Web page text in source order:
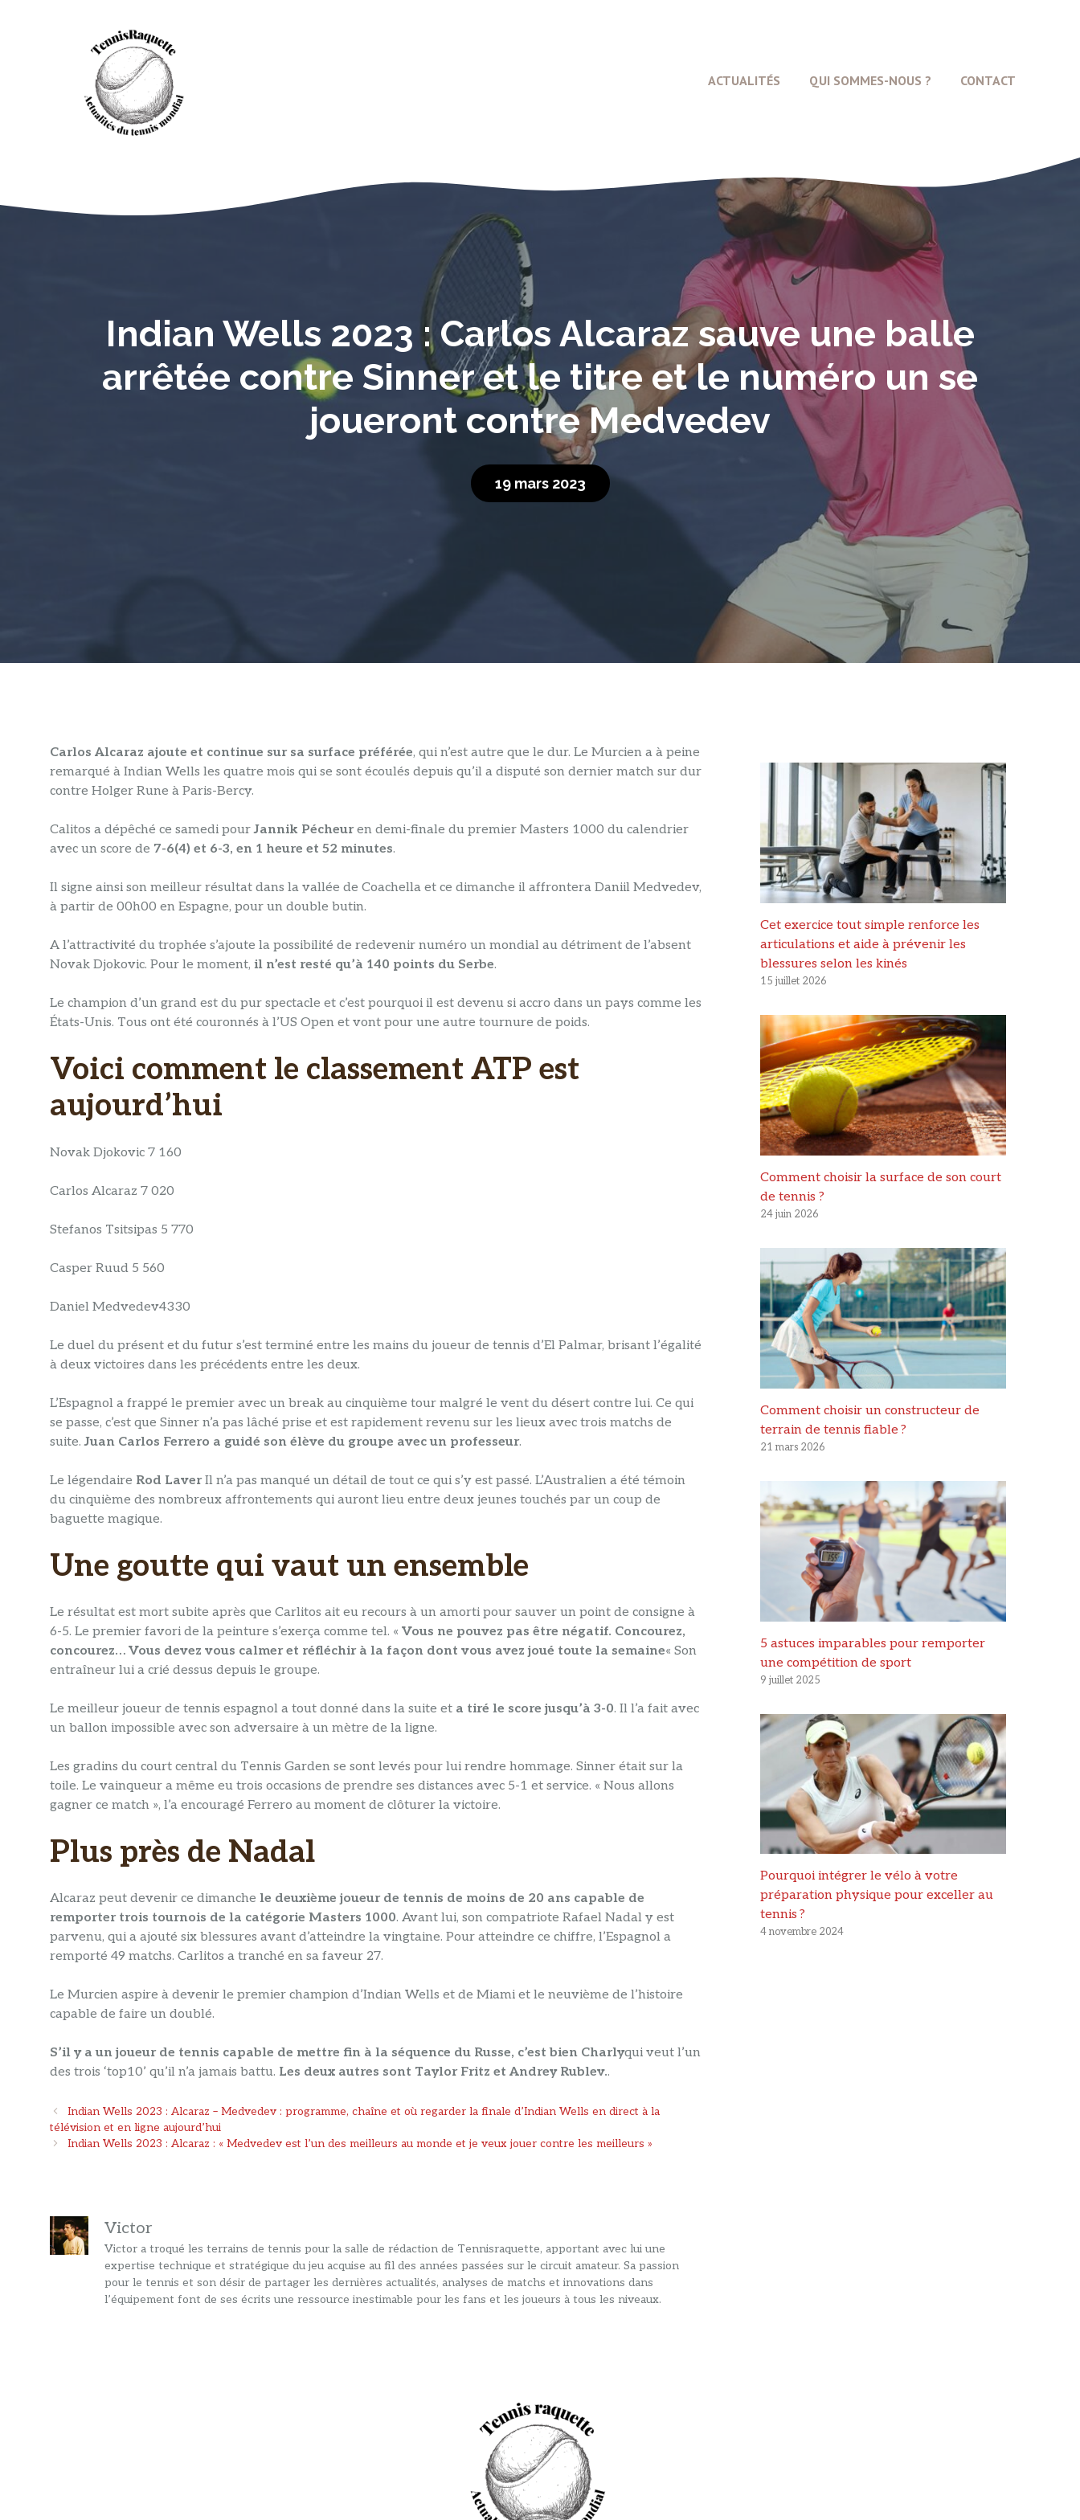
ACTUALITÉS QUI SOMMES-NOUS ? CONTACT
Indian Wells 2023 : Carlos Alcaraz sauve une balle
arrêtée contre Sinner et le titre et le numéro un se
joueront contre Medvedev
19 mars 2023
Carlos Alcaraz ajoute et continue sur sa surface préférée, qui n’est autre que le dur. Le Murcien a à peine
remarqué à Indian Wells les quatre mois qui se sont écoulés depuis qu’il a disputé son dernier match sur dur
contre Holger Rune à Paris-Bercy.
Calitos a dépêché ce samedi pourJannik Pécheuren demi-finale du premier Masters 1000 du calendrier
avec un score de 7-6(4) et 6-3, en 1 heure et 52 minutes.
Il signe ainsi son meilleur résultat dans la vallée de Coachella et ce dimanche il affrontera Daniil Medvedev,
à partir de 00h00 en Espagne, pour un double butin.
A l’attractivité du trophée s’ajoute la possibilité de redevenir numéro un mondial au détriment de l’absent
Novak Djokovic. Pour le moment, il n’est resté qu’à 140 points du Serbe.
Le champion d’un grand est du pur spectacle et c’est pourquoi il est devenu si accro dans un pays comme les
États-Unis. Tous ont été couronnés à l’US Open et vont pour une autre tournure de poids.
Voici comment le classement ATP est
aujourd’hui
Novak Djokovic 7 160
Carlos Alcaraz 7 020
Stefanos Tsitsipas 5 770
Casper Ruud 5 560
Daniel Medvedev4330
Le duel du présent et du futur s’est terminé entre les mains du joueur de tennis d’El Palmar, brisant l’égalité
à deux victoires dans les précédents entre les deux.
L’Espagnol a frappé le premier avec un break au cinquième tour malgré le vent du désert contre lui. Ce qui
se passe, c’est que Sinner n’a pas lâché prise et est rapidement revenu sur les lieux avec trois matchs de
suite.Juan Carlos Ferrero a guidé son élève du groupe avec un professeur.
Le légendaire Rod LaverIl n’a pas manqué un détail de tout ce qui s’y est passé. L’Australien a été témoin
du cinquième des nombreux affrontements qui auront lieu entre deux jeunes touchés par un coup de
baguette magique.
Une goutte qui vaut un ensemble
Le résultat est mort subite après que Carlitos ait eu recours à un amorti pour sauver un point de consigne à
6-5. Le premier favori de la peinture s’exerça comme tel. « Vous ne pouvez pas être négatif. Concourez,
concourez… Vous devez vous calmer et réfléchir à la façon dont vous avez joué toute la semaine« Son
entraîneur lui a crié dessus depuis le groupe.
Le meilleur joueur de tennis espagnol a tout donné dans la suite et a tiré le score jusqu’à 3-0. Il l’a fait avec
un ballon impossible avec son adversaire à un mètre de la ligne.
Les gradins du court central du Tennis Garden se sont levés pour lui rendre hommage. Sinner était sur la
toile. Le vainqueur a même eu trois occasions de prendre ses distances avec 5-1 et service. « Nous allons
gagner ce match », l’a encouragé Ferrero au moment de clôturer la victoire.
Plus près de Nadal
Alcaraz peut devenir ce dimanche le deuxième joueur de tennis de moins de 20 ans capable de
remporter trois tournois de la catégorie Masters 1000. Avant lui, son compatriote Rafael Nadal y est
parvenu, qui a ajouté six blessures avant d’atteindre la vingtaine. Pour atteindre ce chiffre, l’Espagnol a
remporté 49 matchs. Carlitos a tranché en sa faveur 27.
Le Murcien aspire à devenir le premier champion d’Indian Wells et de Miami et le neuvième de l’histoire
capable de faire un doublé.
S’il y a un joueur de tennis capable de mettre fin à la séquence du Russe, c’est bien Charlyqui veut l’un
des trois ‘top10’ qu’il n’a jamais battu. Les deux autres sont Taylor Fritz et Andrey Rublev..
Navigation
des
articles
Indian Wells 2023 : Alcaraz – Medvedev : programme, chaîne et où regarder la finale d’Indian Wells en direct à la
télévision et en ligne aujourd’hui
Indian Wells 2023 : Alcaraz : « Medvedev est l’un des meilleurs au monde et je veux jouer contre les meilleurs »
Victor
Victor a troqué les terrains de tennis pour la salle de rédaction de Tennisraquette, apportant avec lui une
expertise technique et stratégique du jeu acquise au fil des années passées sur le circuit amateur. Sa passion
pour le tennis et son désir de partager les dernières actualités, analyses de matchs et innovations dans
l’équipement font de ses écrits une ressource inestimable pour les fans et les joueurs à tous les niveaux.
Cet exercice tout simple renforce les
articulations et aide à prévenir les
blessures selon les kinés
15 juillet 2026
Comment choisir la surface de son court
de tennis ?
24 juin 2026
Comment choisir un constructeur de
terrain de tennis fiable ?
21 mars 2026
5 astuces imparables pour remporter
une compétition de sport
9 juillet 2025
Pourquoi intégrer le vélo à votre
préparation physique pour exceller au
tennis ?
4 novembre 2024